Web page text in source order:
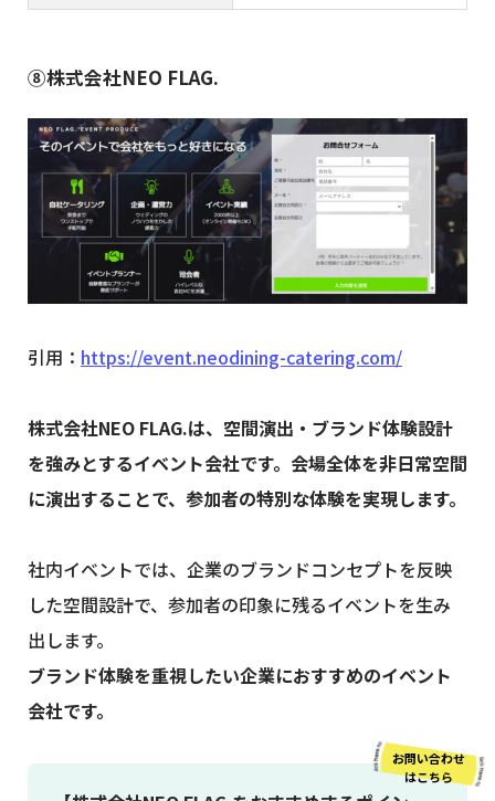
⑧株式会社NEO FLAG.
引用： https://event.neodining-catering.com/
株式会社NEO FLAG.は、空間演出・ブランド体験設計
を強みとするイベント会社です。会場全体を非日常空間
に演出することで、参加者の特別な体験を実現します。
社内イベントでは、企業のブランドコンセプトを反映
した空間設計で、参加者の印象に残るイベントを生み
出します。
ブランド体験を重視したい企業におすすめのイベント
会社です。
お問い合わせ
はこちら